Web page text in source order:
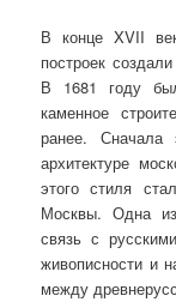
В конце XVII
построек
В 1681 году
каменное
ранее. Сначала
архитектуре
этого стиля
Москвы. Одна
связь с
живописности и
между